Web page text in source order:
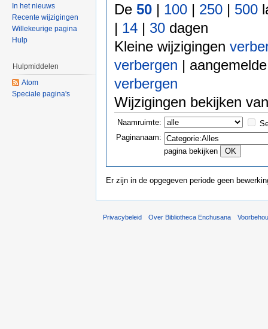
De 50| 100| 250| 500
| 14| 30dagen
Kleine wijzigingen
verbergen |
verbergen
Wijzigingen bekijken
Naamruimte:
Paginanaam:
pagina bekijken
Er zijn in de opgegeven periode geen
In het nieuws
Recente wijzigingen
Willekeurige pagina
Hulp
Hulpmiddelen
Atom
Speciale pagina's
Privacybeleid Over Bibliotheca Enchusana